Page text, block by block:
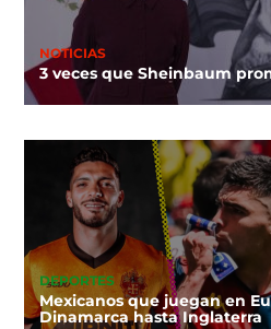
NOTICIAS
3 veces que Sheinbaum
DEPORTES
Mexicanos que juegan en
Dinamarca hasta Inglaterra